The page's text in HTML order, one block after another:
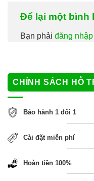
Để lại một bình
Bạn phải đăng nhập
CHÍNH SÁCH HỖ
Bảo hành 1 đổi 1
Cài đặt miễn phí
Hoàn tiền 100%